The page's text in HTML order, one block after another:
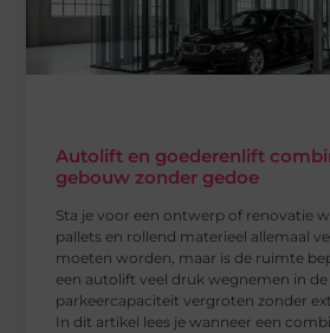
Autolift en goederenlift
gebouw zonder gedoe
Sta je voor een ontwerp of renovatie
pallets en rollend materieel allemaal
moeten worden, maar is de ruimte
een autolift veel druk wegnemen in
parkeercapaciteit vergroten zonder
In dit artikel lees je wanneer een